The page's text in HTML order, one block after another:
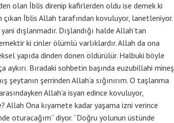
olan İblis direnip kafirlerden oldu ise demek ki
çıkan İblis Allah tarafından kovuluyor, lanetleniyor.
dışlanmadır. Dışlandığı halde Allah’tan
ki cinler ölümlü varlıklardır. Allah da ona
yapıda dinden dönen öldürülür. Halbuki böyle
aykırı. Bıradaki sohbetin başında euzubillahi mineş
şeytanın şerrinden Allah’a sığınırım. O taşlanma
Allah’a isyan edince kovuluyor,
Allah Ona kıyamete kadar yaşama izni verince
oturacağım” diyor. “Doğru yolunun üstünde